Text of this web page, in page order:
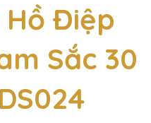
Hồ Điệp
Sắc 30